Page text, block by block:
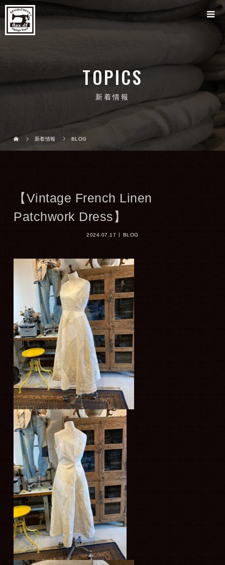
TOPICS
新着情報
新着情報 BLOG
【Vintage French Linen
Patchwork Dress】
2024.07.17 BLOG